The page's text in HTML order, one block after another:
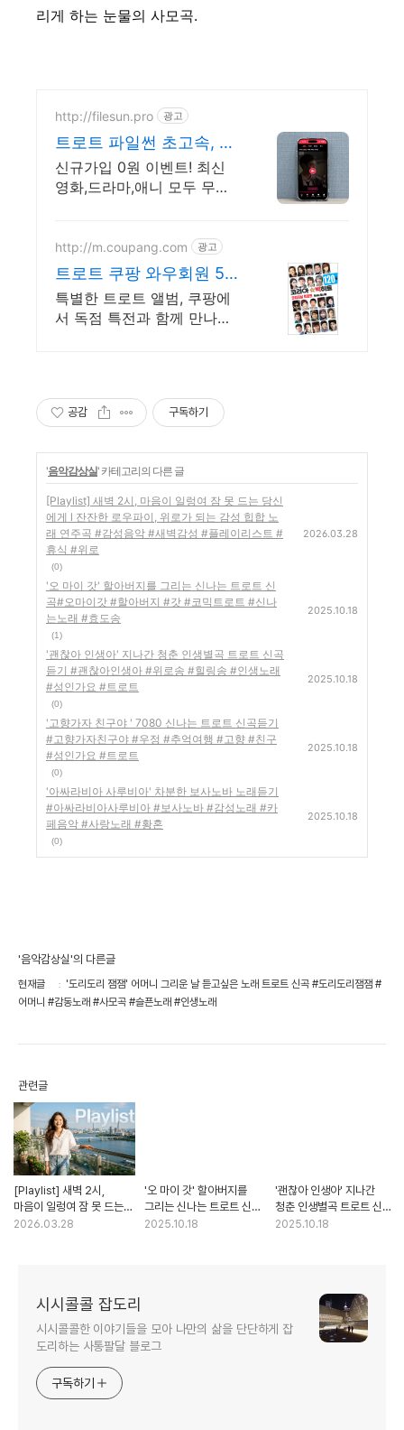
리게 하는 눈물의 사모곡.
http://filesun.pro 광고
트로트 파일썬 초고속, 4K
실시간 보기!
신규가입 0원 이벤트! 최신
영화,드라마,애니 모두 무료!
http://m.coupang.com 광고
트로트 쿠팡 와우회원 5%
캐시적립
특별한 트로트 앨범, 쿠팡에
서 독점 특전과 함께 만나보
공감 구독하기
'음악감상실' 카테고리의 다른 글
[Playlist] 새벽 2시, 마음이 일렁여 잠 못 드는 당신
에게 l 잔잔한 로우파이, 위로가 되는 감성 힙합 노
래 연주곡 #감성음악 #새벽감성 #플레이리스트 #
휴식 #위로
(0)
2026.03.28
'오 마이 갓' 할아버지를 그리는 신나는 트로트 신
곡#오마이갓 #할아버지 #갓 #코믹트로트 #신나
는노래 #효도송
(1)
2025.10.18
'괜찮아 인생아' 지나간 청춘 인생별곡 트로트 신곡
듣기 #괜찮아인생아 #위로송 #힐링송 #인생노래
#성인가요 #트로트
(0)
2025.10.18
'고향가자 친구야 ' 7080 신나는 트로트 신곡듣기
#고향가자친구야 #우정 #추억여행 #고향 #친구
#성인가요 #트로트
(0)
2025.10.18
'아싸라비아 사루비아' 차분한 보사노바 노래듣기
#아싸라비아사루비아 #보사노바 #감성노래 #카
페음악 #사랑노래 #황혼
(0)
2025.10.18
'음악감상실'의 다른글
현재글
'도리도리 잼잼' 어머니 그리운 날 듣고싶은 노래 트로트 신곡 #도리도리잼잼 #
어머니 #감동노래 #사모곡 #슬픈노래 #인생노래
관련글
[Playlist] 새벽 2시,
마음이 일렁여 잠 못 드는
당신에게 l 잔잔한
2026.03.28
'오 마이 갓' 할아버지를
그리는 신나는 트로트 신곡
#오마이갓 #할아버지 #갓
2025.10.18
'괜찮아 인생아' 지나간
청춘 인생별곡 트로트 신곡
듣기 #괜찮아인생아 #
2025.10.18
시시콜콜 잡도리
시시콜콜한 이야기들을 모아 나만의 삶을 단단하게 잡
도리하는 사통팔달 블로그
구독하기